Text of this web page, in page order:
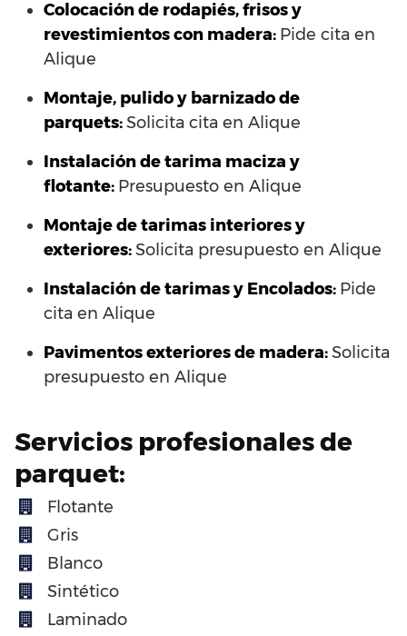
Colocación de rodapiés, frisos y
revestimientos con madera: Pide cita en
Alique
Montaje, pulido y barnizado de
parquets:Solicita cita en Alique
Instalación de tarima maciza y
flotante: Presupuesto en Alique
Montaje de tarimas interiores y
exteriores:Solicita presupuesto en Alique
Instalación de tarimas y Encolados: Pide
cita en Alique
Pavimentos exteriores de madera:Solicita
presupuesto en Alique
Servicios profesionales de
parquet:
Flotante
Gris
Blanco
Sintético
Laminado